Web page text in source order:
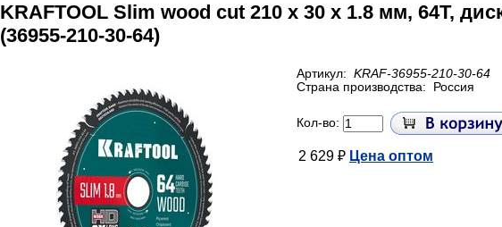
KRAFTOOL Slim wood cut 210 х 30 x 1.8 мм, 64Т,
(36955-210-30-64)
Артикул: KRAF-36955-210-30-64
Страна производства:
Россия
Кол-во:
2 629 ₽ Цена оптом